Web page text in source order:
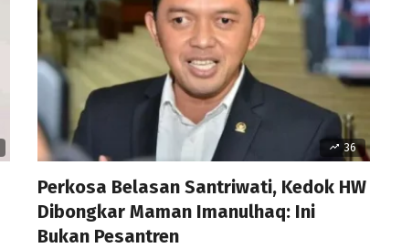
36
Perkosa Belasan Santriwati, Kedok HW
Dibongkar Maman Imanulhaq: Ini
Bukan Pesantren